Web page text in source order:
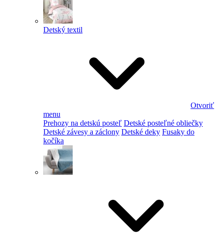
Detský textil
Otvoriť
menu
Prehozy na detskú posteľ Detské posteľné obliečky
Detské závesy a záclony Detské deky Fusaky do
kočíka